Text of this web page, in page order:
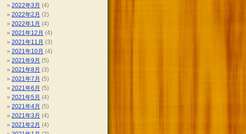
2022年3月 (4)
2022年2月 (2)
2022年1月 (4)
2021年12月 (4)
2021年11月 (3)
2021年10月 (4)
2021年9月 (5)
2021年8月 (3)
2021年7月 (5)
2021年6月 (5)
2021年5月 (4)
2021年4月 (5)
2021年3月 (4)
2021年2月 (4)